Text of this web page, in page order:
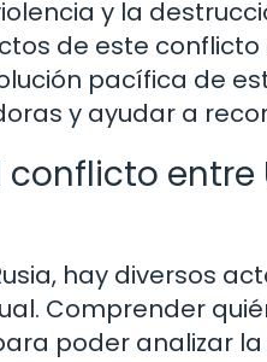
y la
de este
pacífica de
y ayudar a
hay diversos
Comprender
poder analizar